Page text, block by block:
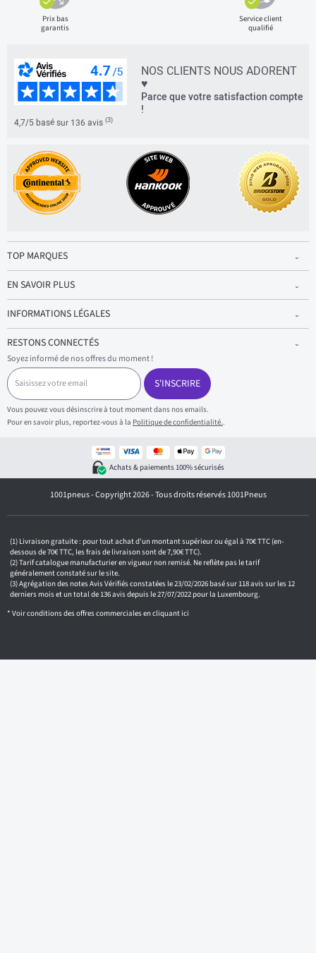
Prix bas
garantis
Service client
qualifié
NOS CLIENTS NOUS ADORENT
♥
Parce que votre satisfaction compte
!
4,7/5 basé sur 136 avis (3)
TOP MARQUES
EN SAVOIR PLUS
INFORMATIONS LÉGALES
RESTONS CONNECTÉS
Soyez informé de nos offres du moment !
S
a
i
s
i
s
e
m
a
S'INSCRIRE
Vous pouvez vous désinscrire à tout moment dans nos emails.
Pour en savoir plus, reportez-vous à la Politique de confidentialité..
Achats & paiements 100% sécurisés
1001pneus - Copyright 2026 - Tous droits réservés 1001Pneus
Livraison gratuite : pour tout achat d'un montant supérieur ou égal à 70€ TTC (en-
dessous de 70€ TTC, les frais de livraison sont de 7,90€ TTC).
Tarif catalogue manufacturier en vigueur non remisé. Ne reflète pas le tarif
généralement constaté sur le site.
Agrégation des notes Avis Vérifiés constatées le 23/02/2026 basé sur 118 avis sur les 12
derniers mois et un total de 136 avis depuis le 27/07/2022 pour la Luxembourg.
* Voir conditions des offres commerciales encliquant ici